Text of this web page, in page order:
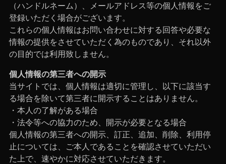
（ハンドルネーム）、メールアドレス等の個人情報をご
登録いただく場合がございます。
これらの個人情報はお問い合わせに対する回答や必要な
情報の提供をさせていただく為のものであり、それ以外
の目的では利用致しません。
個人情報の第三者への開示
当サイトでは、個人情報は適切に管理し、以下に該当す
る場合を除いて第三者に開示することはありません。
・本人の了解がある場合
・法令等への協力のため、開示が必要となる場合
個人情報の第三者への開示、訂正、追加、削除、利用停
止については、ご本人であることを確認させていただい
た上で、速やかに対応させていただきます。